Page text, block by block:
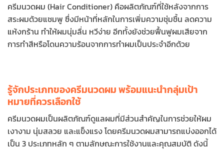
ครีมนวดผม (Hair Conditioner) คือผลิตภัณฑ์ที่ใช้หลังจากการ
สระผมด้วยแชมพู ซึ่งมีหน้าที่หลักในการเพิ่มความชุ่มชื้น ลดความ
แห้งกร้าน ทำให้ผมนุ่มลื่น หวีง่าย อีกทั้งยังช่วยฟื้นฟูผมเสียจาก
การทำสีหรือโดนความร้อนจากการทำผมเป็นประจำอีกด้วย
รู้จักประเภทของครีมนวดผม พร้อมแนะนำกลุ่มเป้า
หมายที่ควรเลือกใช้
ครีมนวดผมเป็นผลิตภัณฑ์ดูแลผมที่มีส่วนสำคัญในการช่วยให้ผม
เงางาม นุ่มสลวย และแข็งแรง โดยครีมนวดผมสามารถแบ่งออกได้
เป็น 3 ประเภทหลัก ๆ ตามลักษณะการใช้งานและคุณสมบัติ ดังนี้